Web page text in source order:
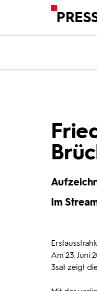
Im
Am 23. Juni
3sat zeigt